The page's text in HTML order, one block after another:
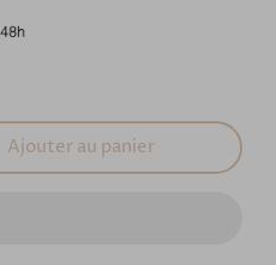
Ajouter au panier